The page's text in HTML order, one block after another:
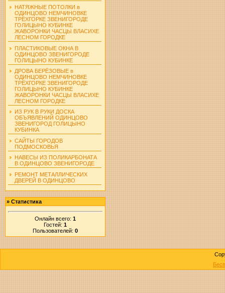
НАТЯЖНЫЕ ПОТОЛКИ в
ОДИНЦОВО НЕМЧИНОВКЕ
ТРЁХГОРКЕ ЗВЕНИГОРОДЕ
ГОЛИЦЫНО КУБИНКЕ
ЖАВОРОНКИ ЧАСЦЫ ВЛАСИХЕ
ЛЕСНОМ ГОРОДКЕ
ПЛАСТИКОВЫЕ ОКНА В
ОДИНЦОВО ЗВЕНИГОРОДЕ
ГОЛИЦЫНО КУБИНКЕ
ДРОВА БЕРЁЗОВЫЕ в
ОДИНЦОВО НЕМЧИНОВКЕ
ТРЁХГОРКЕ ЗВЕНИГОРОДЕ
ГОЛИЦЫНО КУБИНКЕ
ЖАВОРОНКИ ЧАСЦЫ ВЛАСИХЕ
ЛЕСНОМ ГОРОДКЕ
ИЗ РУК В РУКИ ДОСКА
ОБЪЯВЛЕНИЙ ОДИНЦОВО
ЗВЕНИГОРОД ГОЛИЦЫНО
КУБИНКА
САЙТЫ ГОРОДОВ
ПОДМОСКОВЬЯ
НАВЕСЫ ИЗ ПОЛИКАРБОНАТА
В ОДИНЦОВО ЗВЕНИГОРОДЕ
РЕМОНТ МЕТАЛЛИЧЕСКИХ
ДВЕРЕЙ В ОДИНЦОВО
» Статистика
Онлайн всего: 1
Гостей: 1
Пользователей: 0